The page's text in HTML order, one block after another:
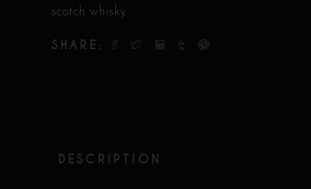
scotch whisky
SHARE:
DESCRIPTION